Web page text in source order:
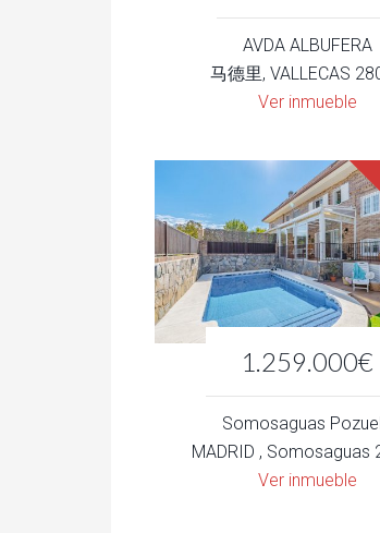
AVDA ALBUFERA
马德里, VALLECAS
Ver inmueble
1.259.000€
Somosaguas
MADRID , Somosaguas
Ver inmueble